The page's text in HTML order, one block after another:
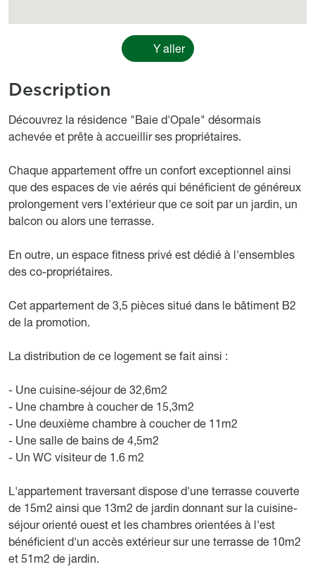
Y aller
Description
body
Découvrez la résidence "Baie d'Opale" désormais
achevée et prête à accueillir ses propriétaires.
Chaque appartement offre un confort exceptionnel ainsi
que des espaces de vie aérés qui bénéficient de généreux
prolongement vers l'extérieur que ce soit par un jardin, un
balcon ou alors une terrasse.
En outre, un espace fitness privé est dédié à l'ensembles
des co-propriétaires.
Cet appartement de 3,5 pièces situé dans le bâtiment B2
de la promotion.
La distribution de ce logement se fait ainsi :
- Une cuisine-séjour de 32,6m2
- Une chambre à coucher de 15,3m2
- Une deuxième chambre à coucher de 11m2
- Une salle de bains de 4,5m2
- Un WC visiteur de 1.6 m2
L'appartement traversant dispose d'une terrasse couverte
de 15m2 ainsi que 13m2 de jardin donnant sur la cuisine-
séjour orienté ouest et les chambres orientées à l'est
bénéficient d'un accès extérieur sur une terrasse de 10m2
et 51m2 de jardin.